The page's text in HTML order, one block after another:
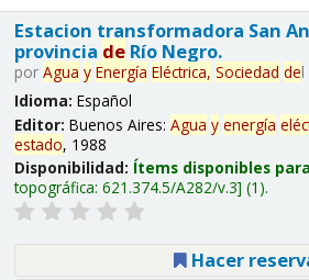
Estacion transformadora San
provincia deRío Negro.
por Agua y Energía Eléctrica, Sociedad del
Idioma: Español
Editor: Buenos Aires: Agua y energía
estado, 1988
Disponibilidad: Ítems disponibles
topográfica: 621.374.5/A282/v.3 (1).
Hacer